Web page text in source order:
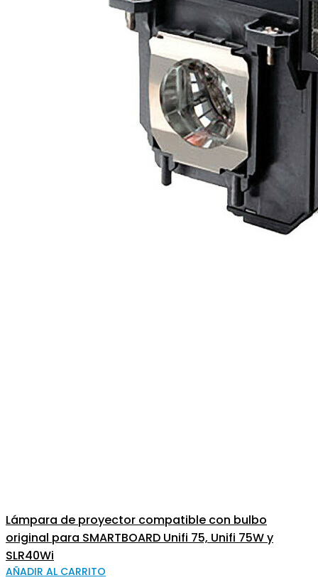
Lámpara de proyector compatible con bulbo
original para SMARTBOARD Unifi 75, Unifi 75W y
SLR40Wi
AÑADIR AL CARRITO